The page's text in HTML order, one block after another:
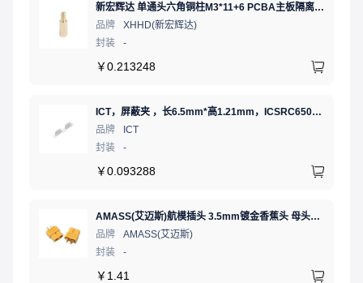
新宏辉达 单通头六角铜柱M3*11+6 PCBA主板隔离螺柱
品牌
XHHD(新宏辉达)
封装
-
￥0.213248
ICT，屏蔽夹 ，长6.5mm*高1.21mm，ICSRC6508SFR
品牌
ICT
封装
-
￥0.093288
AMASS(艾迈斯)航模插头 3.5mm镀金香蕉头 母头XT60-F.G.Y
品牌
AMASS(艾迈斯)
封装
-
￥ 1.41